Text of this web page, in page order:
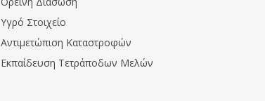
Υγρό Στοιχείο
Αντιμετώπιση Καταστροφών
Εκπαίδευση Τετράποδων Μελών